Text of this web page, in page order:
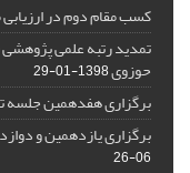
کسب مقام دوم در
تمدید رتبه علمی
حوزوی1398-01-29
برگزاری هفدهمین جلسه
برگزاری یازدهمین و
06-26